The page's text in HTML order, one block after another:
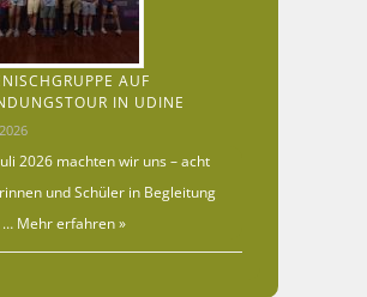
AUF
IN UDINE
2026 machten wir uns – acht
und Schüler in Begleitung
… Mehr erfahren »